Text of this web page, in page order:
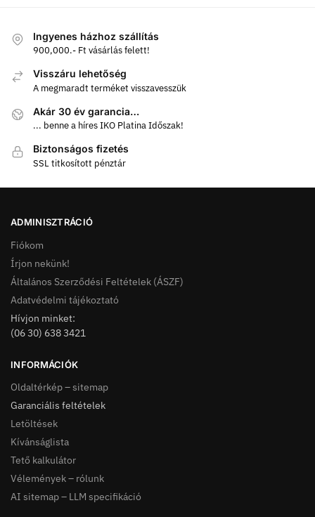
Ingyenes házhoz szállítás
900,000.- Ft vásárlás felett!
Visszáru lehetőség
A megmaradt terméket visszavesszük
Akár 30 év garancia…
... benne a híres IKO Platina Időszak!
Biztonságos fizetés
SSL titkosított pénztár
ADMINISZTRÁCIÓ
Fiókom
Írjon nekünk!
Általános Szerződési Feltételek (ÁSZF)
Adatvédelmi tájékoztató
Hívjon minket:
(06 30) 638 3421
INFORMÁCIÓK
Oldaltérkép – sitemap
Garanciális feltételek
Letöltések
Kívánságlista
Tető kalkulátor
Vélemények – rólunk
AI sitemap – LLM specifikáció